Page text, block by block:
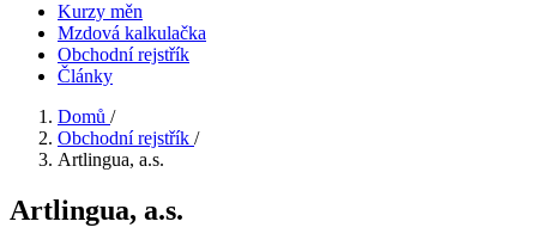
Kurzy měn
Mzdová kalkulačka
Obchodní rejstřík
Články
Domů /
Obchodní rejstřík /
Artlingua, a.s.
Artlingua, a.s.